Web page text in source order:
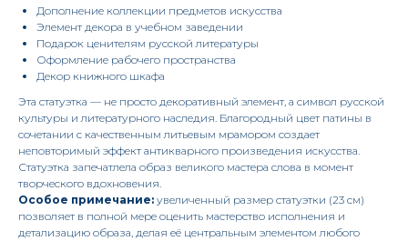
Дополнение коллекции предметов искусства
Элемент декора в учебном заведении
Подарок ценителям русской литературы
Оформление рабочего пространства
Декор книжного шкафа
Эта статуэтка — не просто декоративный элемент, а символ русской
культуры и литературного наследия. Благородный цвет патины в
сочетании с качественным литьевым мрамором создает
неповторимый эффект антикварного произведения искусства.
Статуэтка запечатлела образ великого мастера слова в момент
творческого вдохновения.
Особое примечание: увеличенный размер статуэтки (23 см)
позволяет в полной мере оценить мастерство исполнения и
детализацию образа, делая её центральным элементом любого